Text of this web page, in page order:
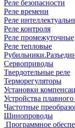
Реле безопасности
Реле времени
Реле
Реле контроля
Реле промежуточные
Реле тепловые
Сервоприводы
Твердотельные реле
Терморегуляторы
Установки
Устройства плавного
Частотные
Шинопроводы
Программное